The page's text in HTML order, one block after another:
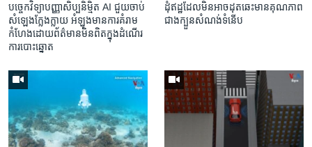
បច្ចេក​វិទ្យា​បញ្ញា​សិប្បនិម្មិត AI ជួយ​ចាប់​
សំឡេង​ក្លែងក្លាយ អំឡុង​មាន​ការ​គំរាម​
កំហែង​ដោយ​ព័ត៌មាន​មិនពិត​ក្នុង​ដំណើរ
ការ​បោះឆ្នោត
ដុំឥដ្ឋ​ដែល​មិន​អាច​ដុត​ឆេះ​មាន​គុណភាព​
ជាង​ក្បួន​សំណង់​ទំនើប